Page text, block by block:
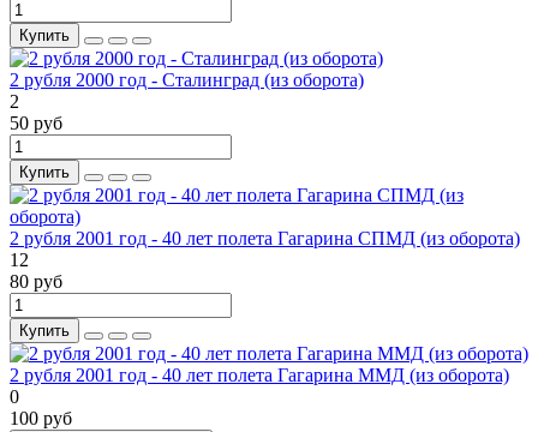
Купить
2 рубля 2000 год - Сталинград (из оборота)
2
50 руб
Купить
2 рубля 2001 год - 40 лет полета Гагарина СПМД (из оборота)
12
80 руб
Купить
2 рубля 2001 год - 40 лет полета Гагарина ММД (из оборота)
0
100 руб